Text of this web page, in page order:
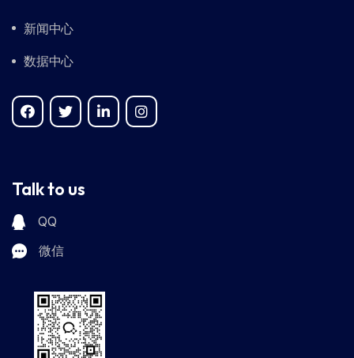
新闻中心
数据中心
Talk to us
QQ
微信